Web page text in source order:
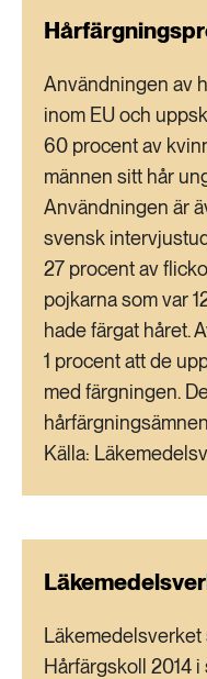
Användningen av
inom EU och
60 procent av
männen sitt hår
Användningen är
svensk
27 procent av
pojkarna som var
hade färgat håret.
1 procent att de
med färgningen.
Källa:
Hårfärgskoll 2014